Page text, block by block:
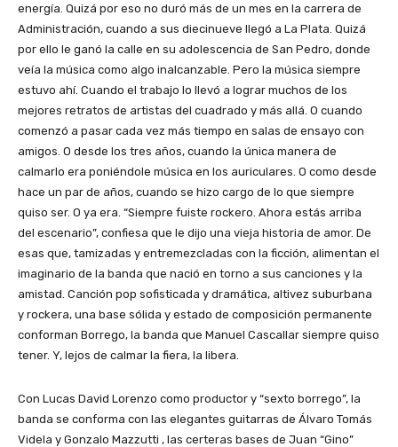
energía. Quizá por eso no duró más de un mes en la carrera de
Administración, cuando a sus diecinueve llegó a La Plata. Quizá
por ello le ganó la calle en su adolescencia de San Pedro, donde
veía la música como algo inalcanzable. Pero la música siempre
estuvo ahí. Cuando el trabajo lo llevó a lograr muchos de los
mejores retratos de artistas del cuadrado y más allá. O cuando
comenzó a pasar cada vez más tiempo en salas de ensayo con
amigos. O desde los tres años, cuando la única manera de
calmarlo era poniéndole música en los auriculares. O como desde
hace un par de años, cuando se hizo cargo de lo que siempre
quiso ser. O ya era. “Siempre fuiste rockero. Ahora estás arriba
del escenario”, confiesa que le dijo una vieja historia de amor. De
esas que, tamizadas y entremezcladas con la ficción, alimentan el
imaginario de la banda que nació en torno a sus canciones y la
amistad. Canción pop sofisticada y dramática, altivez suburbana
y rockera, una base sólida y estado de composición permanente
conforman Borrego, la banda que Manuel Cascallar siempre quiso
tener. Y, lejos de calmar la fiera, la libera.
Con Lucas David Lorenzo como productor y “sexto borrego”, la
banda se conforma con las elegantes guitarras de Álvaro Tomás
Videla y Gonzalo Mazzutti , las certeras bases de Juan “Gino”